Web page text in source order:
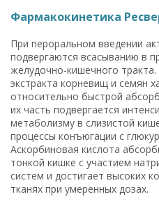
Фармакокинетика
При пероральном введении
подвергаются всасыванию в
желудочно-кишечного
экстракта корневищ и семян
относительно быстрой
их часть подвергается
метаболизму в слизистой
процессы конъюгации с
Аскорбиновая кислота
тонкой кишке с участием
систем и достигает высоких
тканях при умеренных дозах.